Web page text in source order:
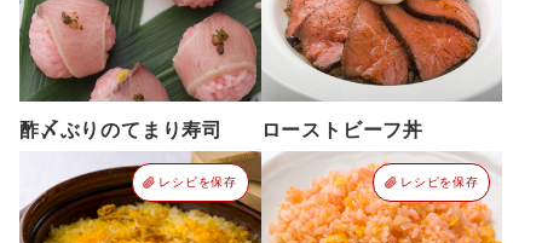
酢〆ぶりのてまり寿司 ローストビーフ丼
レシピを保存 レシピを保存